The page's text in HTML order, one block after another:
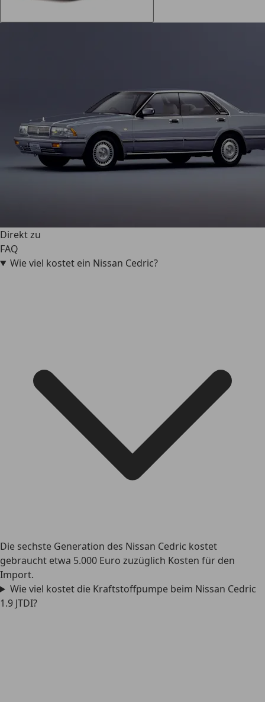
Direkt zu
FAQ
Wie viel kostet ein Nissan Cedric?
Die sechste Generation des Nissan Cedric kostet
gebraucht etwa 5.000 Euro zuzüglich Kosten für den
Import.
Wie viel kostet die Kraftstoffpumpe beim Nissan Cedric
1.9 JTDI?